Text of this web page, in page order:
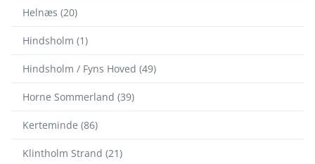
Helnæs (20)
Hindsholm (1)
Hindsholm / Fyns Hoved (49)
Horne Sommerland (39)
Kerteminde (86)
Klintholm Strand (21)